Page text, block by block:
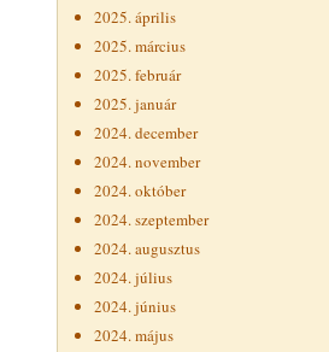
2025. április
2025. március
2025. február
2025. január
2024. december
2024. november
2024. október
2024. szeptember
2024. augusztus
2024. július
2024. június
2024. május